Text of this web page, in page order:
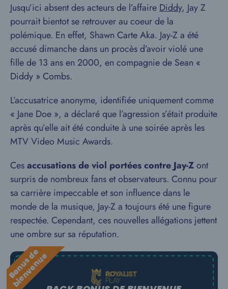
Jusqu’ici absent des acteurs de l’affaire Diddy, Jay Z
pourrait bientot se retrouver au coeur de la
polémique. En effet, Shawn Carte Aka. Jay-Z a été
accusé dimanche dans un procès d’avoir violé une
fille de 13 ans en 2000, en compagnie de Sean «
Diddy » Combs.
L’accusatrice anonyme, identifiée uniquement comme
« Jane Doe », a déclaré que l’agression s’était produite
après qu’elle ait été conduite à une soirée après les
MTV Video Music Awards.
Cesaccusations de viol portées contre Jay-Zont
surpris de nombreux fans et observateurs. Connu pour
sa carrière impeccable et son influence dans le
monde de la musique, Jay-Z a toujours été une figure
respectée. Cependant, ces nouvelles allégations jettent
une ombre sur sa réputation.
B
o
n
u
s
d
e
b
i
e
n
v
e
n
u
e